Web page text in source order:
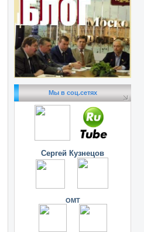
Мы в соц.сетях
Сергей Кузнецов
ОМТ